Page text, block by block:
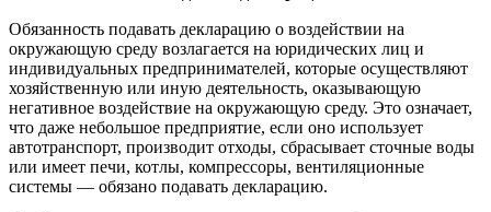
Обязанность подавать декларацию о воздействии на
окружающую среду возлагается на юридических лиц и
индивидуальных предпринимателей, которые осуществляют
хозяйственную или иную деятельность, оказывающую
негативное воздействие на окружающую среду. Это означает,
что даже небольшое предприятие, если оно использует
автотранспорт, производит отходы, сбрасывает сточные воды
или имеет печи, котлы, компрессоры, вентиляционные
системы — обязано подавать декларацию.